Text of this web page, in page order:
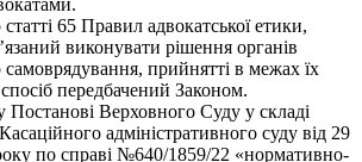
65 Правил адвокатської етики,
виконувати рішення органів
самоврядування, прийнятті в межах їх
передбачений Законом.
Постанові Верховного Суду у складі
Касаційного адміністративного суду від 29
по справі №640/1859/22 «нормативно-